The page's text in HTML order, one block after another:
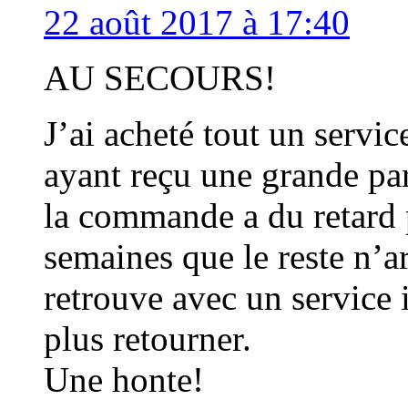
22 août 2017 à 17:40
AU SECOURS!
J’ai acheté tout un
ayant reçu une grande
la commande a du
semaines que le reste
retrouve avec un
plus retourner.
Une honte!